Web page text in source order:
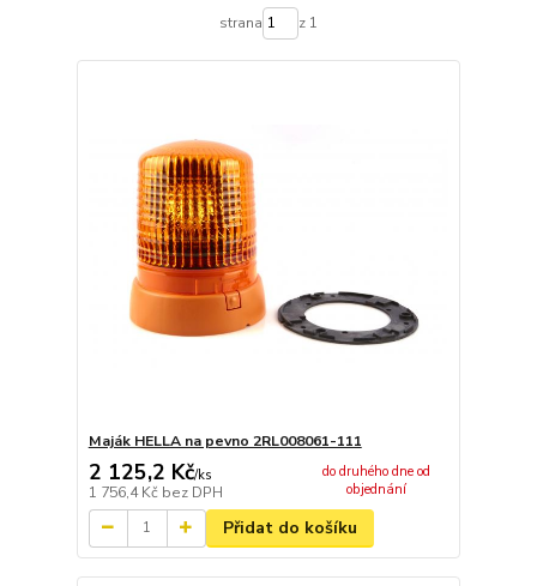
strana z 1
Maják HELLA na pevno 2RL008061-111
2 125,2 Kč/ks
1 756,4 Kč bez DPH
do druhého dne od
objednání
Přidat do košíku